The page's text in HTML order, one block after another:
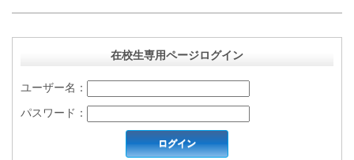
在校生専用ページログイン
ユーザー名：
パスワード：